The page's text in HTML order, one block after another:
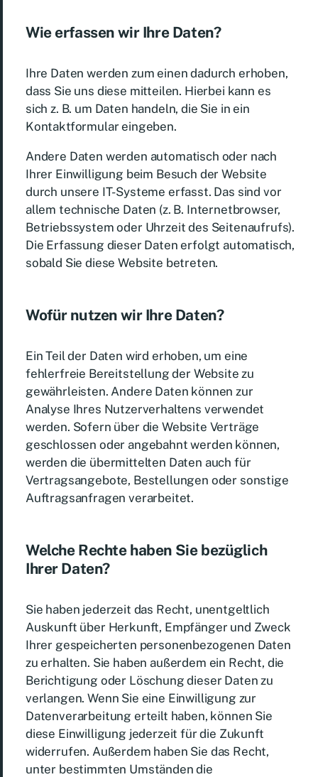
Wie erfassen wir Ihre Daten?
Ihre Daten werden zum einen dadurch erhoben,
dass Sie uns diese mitteilen. Hierbei kann es
sich z. B. um Daten handeln, die Sie in ein
Kontaktformular eingeben.
Andere Daten werden automatisch oder nach
Ihrer Einwilligung beim Besuch der Website
durch unsere IT-Systeme erfasst. Das sind vor
allem technische Daten (z. B. Internetbrowser,
Betriebssystem oder Uhrzeit des Seitenaufrufs).
Die Erfassung dieser Daten erfolgt automatisch,
sobald Sie diese Website betreten.
Wofür nutzen wir Ihre Daten?
Ein Teil der Daten wird erhoben, um eine
fehlerfreie Bereitstellung der Website zu
gewährleisten. Andere Daten können zur
Analyse Ihres Nutzerverhaltens verwendet
werden. Sofern über die Website Verträge
geschlossen oder angebahnt werden können,
werden die übermittelten Daten auch für
Vertragsangebote, Bestellungen oder sonstige
Auftragsanfragen verarbeitet.
Welche Rechte haben Sie bezüglich
Ihrer Daten?
Sie haben jederzeit das Recht, unentgeltlich
Auskunft über Herkunft, Empfänger und Zweck
Ihrer gespeicherten personenbezogenen Daten
zu erhalten. Sie haben außerdem ein Recht, die
Berichtigung oder Löschung dieser Daten zu
verlangen. Wenn Sie eine Einwilligung zur
Datenverarbeitung erteilt haben, können Sie
diese Einwilligung jederzeit für die Zukunft
widerrufen. Außerdem haben Sie das Recht,
unter bestimmten Umständen die